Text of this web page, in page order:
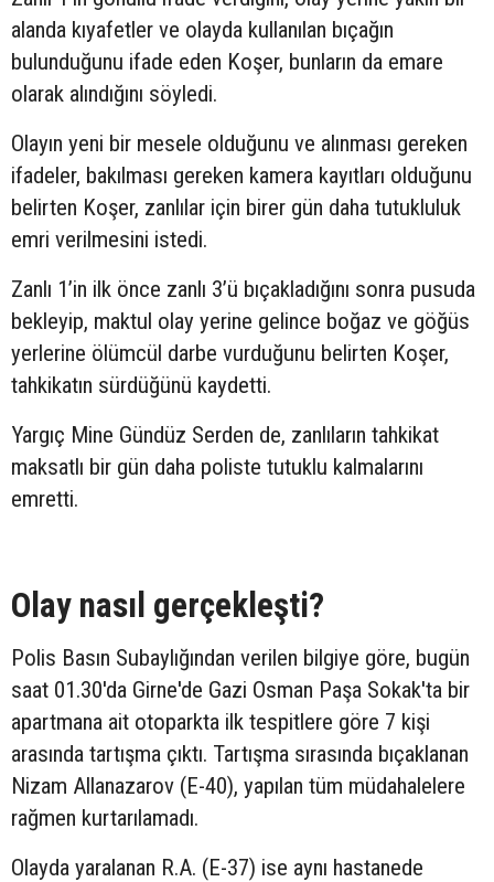
alanda kıyafetler ve olayda kullanılan bıçağın
bulunduğunu ifade eden Koşer, bunların da emare
olarak alındığını söyledi.
Olayın yeni bir mesele olduğunu ve alınması gereken
ifadeler, bakılması gereken kamera kayıtları olduğunu
belirten Koşer, zanlılar için birer gün daha tutukluluk
emri verilmesini istedi.
Zanlı 1’in ilk önce zanlı 3’ü bıçakladığını sonra pusuda
bekleyip, maktul olay yerine gelince boğaz ve göğüs
yerlerine ölümcül darbe vurduğunu belirten Koşer,
tahkikatın sürdüğünü kaydetti.
Yargıç Mine Gündüz Serden de, zanlıların tahkikat
maksatlı bir gün daha poliste tutuklu kalmalarını
emretti.
Olay nasıl gerçekleşti?
Polis Basın Subaylığından verilen bilgiye göre, bugün
saat 01.30'da Girne'de Gazi Osman Paşa Sokak'ta bir
apartmana ait otoparkta ilk tespitlere göre 7 kişi
arasında tartışma çıktı. Tartışma sırasında bıçaklanan
Nizam Allanazarov (E-40), yapılan tüm müdahalelere
rağmen kurtarılamadı.
Olayda yaralanan R.A. (E-37) ise aynı hastanede